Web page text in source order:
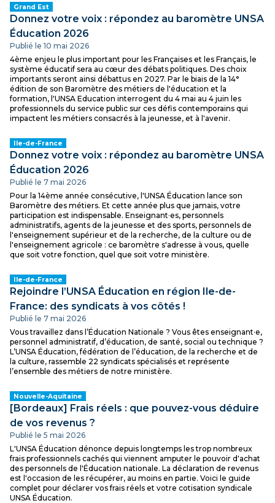
Grand Est
Donnez votre voix : répondez au baromètre UNSA
Éducation 2026
Publié le 10 mai 2026
4ème enjeu le plus important pour les Françaises et les Français, le
système éducatif sera au cœur des débats politiques. Des choix
importants seront ainsi débattus en 2027. Par le biais de la 14°
édition de son Baromètre des métiers de l'éducation et la
formation, l'UNSA Education interrogent du 4 mai au 4 juin les
professionnels du service public sur ces défis contemporains qui
impactent les métiers consacrés à la jeunesse, et à l'avenir.
Ile-de-France
Donnez votre voix : répondez au baromètre UNSA
Éducation 2026
Publié le 7 mai 2026
Pour la 14ème année consécutive, l'UNSA Éducation lance son
Baromètre des métiers. Et cette année plus que jamais, votre
participation est indispensable. Enseignant·es, personnels
administratifs, agents de la jeunesse et des sports, personnels de
l'enseignement supérieur et de la recherche, de la culture ou de
l'enseignement agricole : ce baromètre s'adresse à vous, quelle
que soit votre fonction, quel que soit votre ministère.
Ile-de-France
Rejoindre l’UNSA Éducation en région Ile-de-
France: des syndicats à vos côtés !
Publié le 7 mai 2026
Vous travaillez dans l’Éducation Nationale ? Vous êtes enseignant·e,
personnel administratif, d’éducation, de santé, social ou technique ?
L’UNSA Éducation, fédération de l’éducation, de la recherche et de
la culture, rassemble 22 syndicats spécialisés et représente
l’ensemble des métiers de notre ministère.
Nouvelle-Aquitaine
[Bordeaux] Frais réels : que pouvez-vous déduire
de vos revenus ?
Publié le 5 mai 2026
L'UNSA Éducation dénonce depuis longtemps les trop nombreux
frais professionnels cachés qui viennent amputer le pouvoir d'achat
des personnels de l'Éducation nationale. La déclaration de revenus
est l'occasion de les récupérer, au moins en partie. Voici le guide
complet pour déclarer vos frais réels et votre cotisation syndicale
UNSA Éducation.